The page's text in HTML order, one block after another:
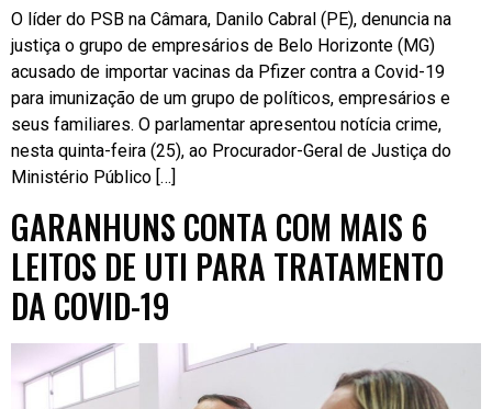
O líder do PSB na Câmara, Danilo Cabral (PE), denuncia na
justiça o grupo de empresários de Belo Horizonte (MG)
acusado de importar vacinas da Pfizer contra a Covid-19
para imunização de um grupo de políticos, empresários e
seus familiares. O parlamentar apresentou notícia crime,
nesta quinta-feira (25), ao Procurador-Geral de Justiça do
Ministério Público […]
GARANHUNS CONTA COM MAIS 6
LEITOS DE UTI PARA TRATAMENTO
DA COVID-19